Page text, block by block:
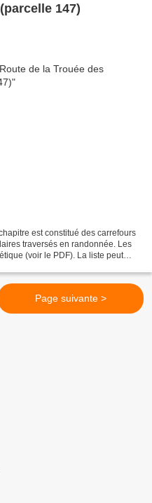
147)
est constitué des carrefours
traversés en randonnée. Les
(voir le PDF). La liste peut
Page suivante >